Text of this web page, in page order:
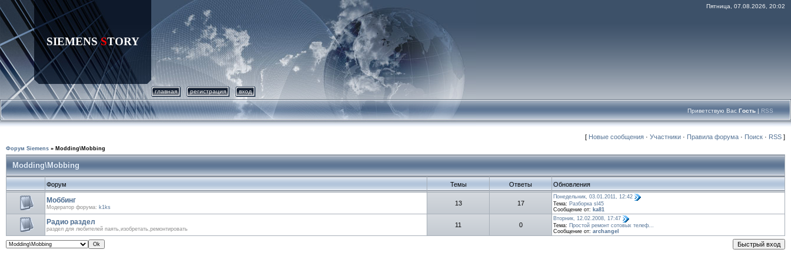
SIEMENSSTORY
Пятница, 07.08.2026, 20:02
главная регистрация вход
Приветствую Вас Гость | RSS
[ Новые сообщения · Участники · Правила форума · Поиск · RSS ]
Форум Siemens » Modding\Mobbing
Modding\Mobbing
Форум Темы Ответы Обновления
Моббинг
Модератор форума: k1ks
13 17
Понедельник, 03.01.2011, 12:42
Тема: Разборка sl45
Сообщение от: ka81
Радио раздел
раздел для любителей паять,изобретать,ремонтировать
11 0
Вторник, 12.02.2008, 17:47
Тема: Простой ремонт сотовых телеф...
Сообщение от: archangel